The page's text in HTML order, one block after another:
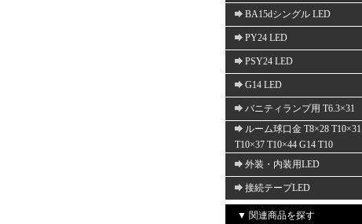
BA15dシングル LED
PY24 LED
PSY24 LED
G14 LED
バニティランプ用 T6.3×31
ルーム球口金 T8×28 T10×31
T10×37 T10×44 G14 T10
外装・内装用LED
接続テープLED
▼ 関連商品を探す